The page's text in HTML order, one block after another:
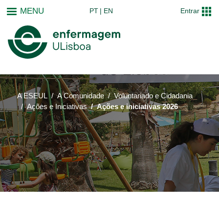
MENU PT EN Entrar
A ESEUL A Comunidade
Voluntariado e Cidadania
Ações e Iniciativas
Ações e iniciativas 2026